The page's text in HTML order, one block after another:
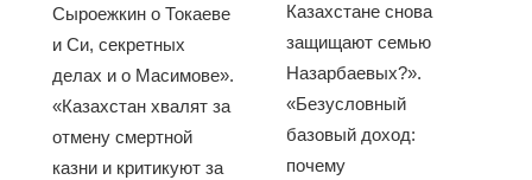
Сыроежкин о Токаеве
и Си, секретных
делах и о Масимове».
«Казахстан хвалят за
отмену смертной
казни и критикуют за
Казахстане снова
защищают семью
Назарбаевых?».
«Безусловный
базовый доход:
почему